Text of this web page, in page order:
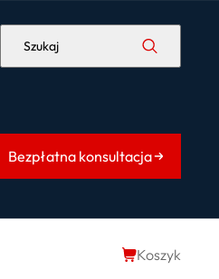
Szukaj
Bezpłatna konsultacja
Koszyk